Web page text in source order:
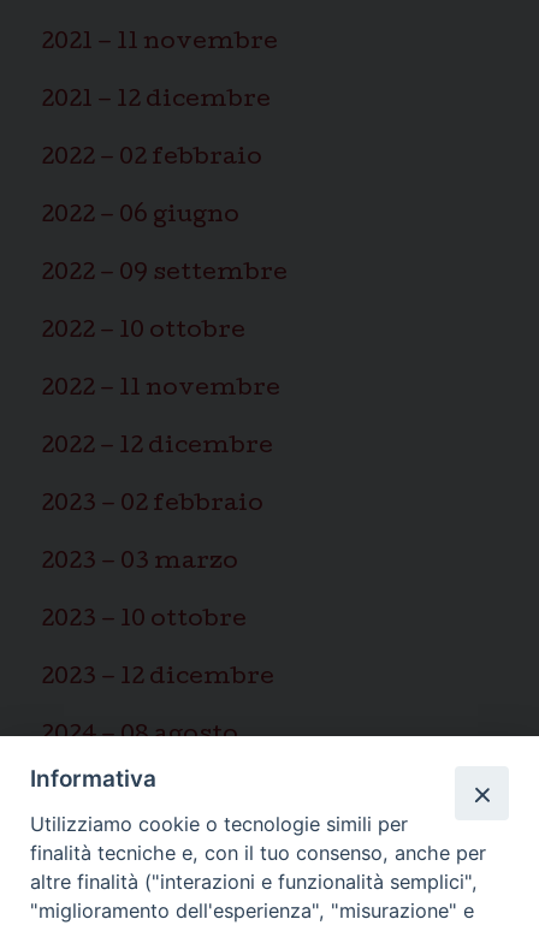
2021 – 11 novembre
2021 – 12 dicembre
2022 – 02 febbraio
2022 – 06 giugno
2022 – 09 settembre
2022 – 10 ottobre
2022 – 11 novembre
2022 – 12 dicembre
2023 – 02 febbraio
2023 – 03 marzo
2023 – 10 ottobre
2023 – 12 dicembre
2024 – 08 agosto
2025 – 03 marzo
Informativa
Utilizziamo cookie o tecnologie simili per
finalità tecniche e, con il tuo consenso, anche per
altre finalità ("interazioni e funzionalità semplici",
"miglioramento dell'esperienza", "misurazione" e